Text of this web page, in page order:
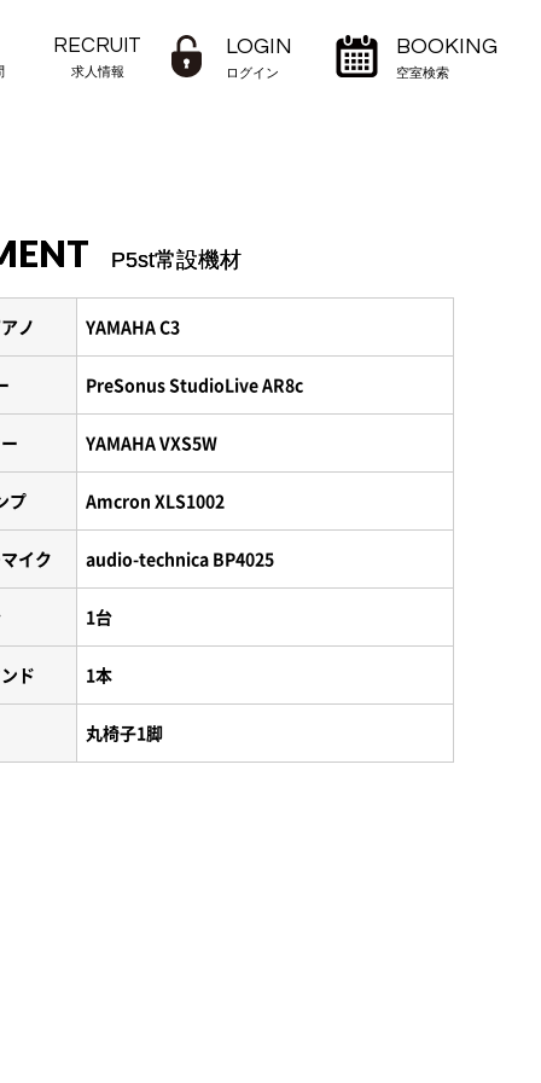
RECRUIT
求人情報
LOGIN
ログイン
BOOKING
空室検索
P5st常設機材
ノ YAMAHA C3
PreSonus StudioLive AR8c
YAMAHA VXS5W
プ Amcron XLS1002
イク audio-technica BP4025
1台
ド 1本
丸椅子1脚